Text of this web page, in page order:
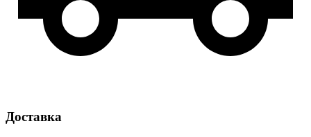
Доставка